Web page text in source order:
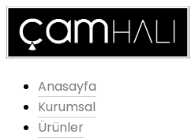
Anasayfa
Kurumsal
Ürünler